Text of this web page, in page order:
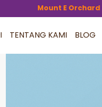
Mount E Orchard
TENTANG KAMI BLOG